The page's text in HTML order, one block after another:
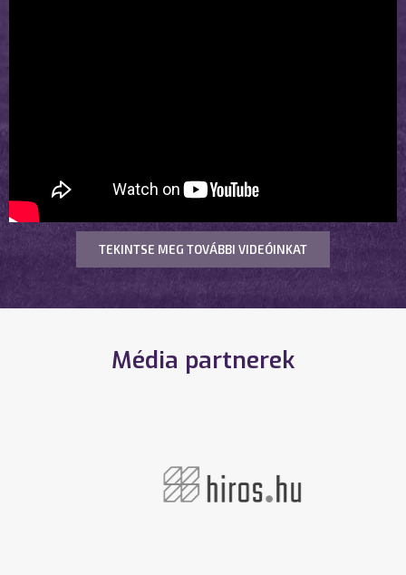
TEKINTSE MEG TOVÁBBI VIDEÓINKAT
Média partnerek